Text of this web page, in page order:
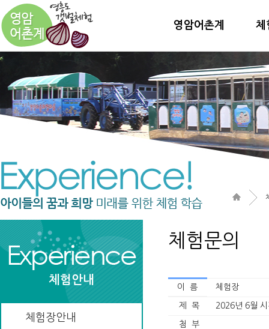
영암어촌계 체
체험안내
체험장안내
체험문의
이 름 체험장
제 목 2026년 6월 시
첨 부